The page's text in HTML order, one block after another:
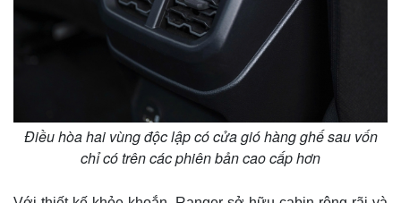
Điều hòa hai vùng độc lập có cửa gió hàng ghế sau vốn
chỉ có trên các phiên bản cao cấp hơn